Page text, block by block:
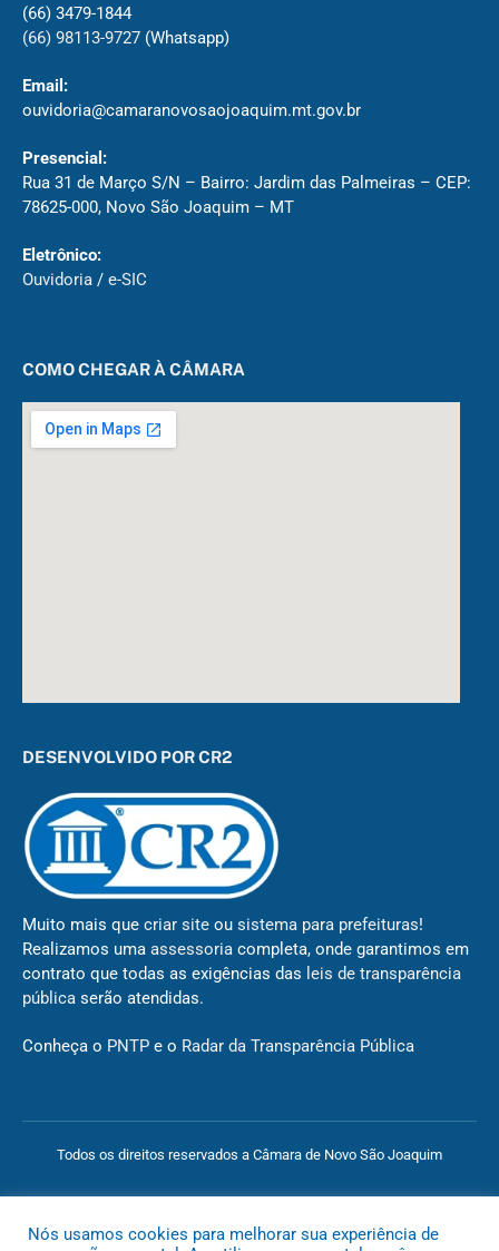
(66) 3479-1844
(66) 98113-9727 (Whatsapp)
Email:
ouvidoria@camaranovosaojoaquim.mt.gov.br
Presencial:
Rua 31 de Março S/N – Bairro: Jardim das Palmeiras – CEP:
78625-000, Novo São Joaquim – MT
Eletrônico:
Ouvidoria / e-SIC
COMO CHEGAR À CÂMARA
DESENVOLVIDO POR CR2
Muito mais que criar site ou sistema para prefeituras!
Realizamos uma assessoria completa, onde garantimos em
contrato que todas as exigências das leis de transparência
pública serão atendidas.
Conheça o PNTP e o Radar da Transparência Pública
Todos os direitos reservados a Câmara de Novo São Joaquim
Nós usamos cookies para melhorar sua experiência de